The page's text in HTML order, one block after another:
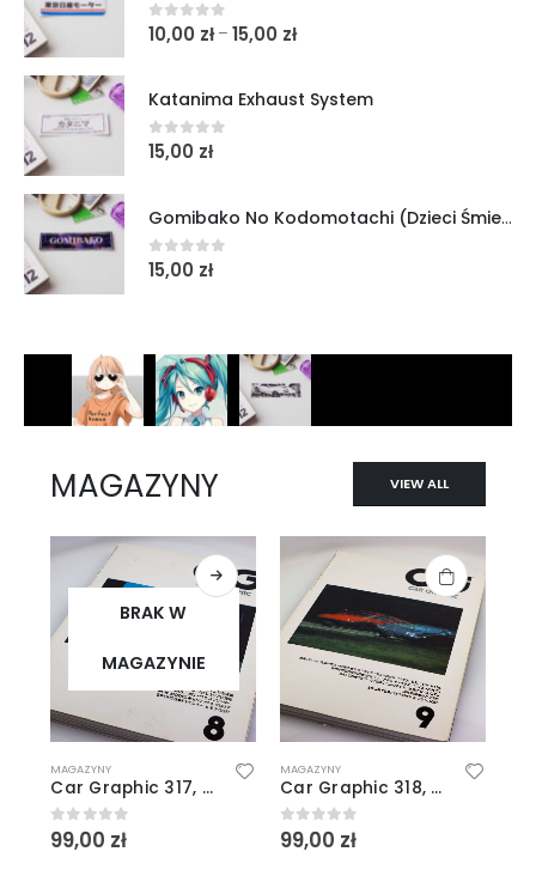
0out of 5
10,00 zł – 15,00 zł
Katanima Exhaust System
0out of 5
15,00 zł
Gomibako No Kodomotachi (Dzieci Śmietników)
0out of 5
15,00 zł
MAGAZYNY VIEW ALL
BRAK W
MAGAZYNIE
MAGAZYNY
Car Graphic 317, 8/1987
0out of 5
99,00 zł
MAGAZYNY
Car Graphic 318, 9/1987
0out of 5
99,00 zł